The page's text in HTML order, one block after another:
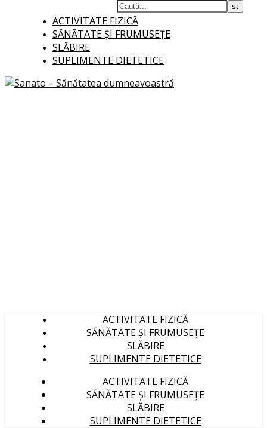
ACTIVITATE FIZICĂ
SĂNĂTATE ȘI FRUMUSEȚE
SLĂBIRE
SUPLIMENTE DIETETICE
ACTIVITATE FIZICĂ
SĂNĂTATE ȘI FRUMUSEȚE
SLĂBIRE
SUPLIMENTE DIETETICE
ACTIVITATE FIZICĂ
SĂNĂTATE ȘI FRUMUSEȚE
SLĂBIRE
SUPLIMENTE DIETETICE